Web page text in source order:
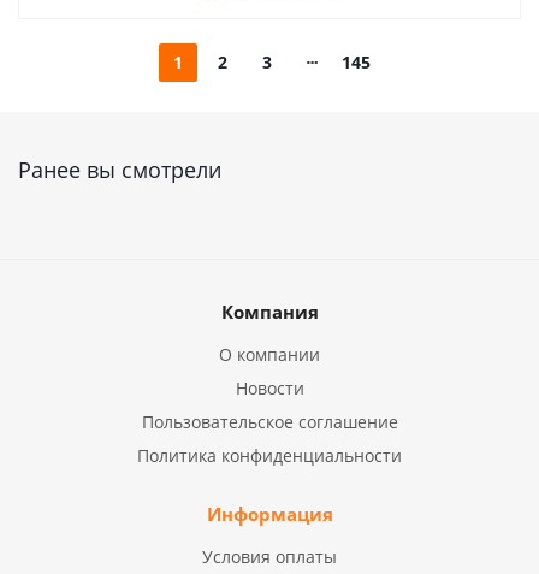
1 2 3 145
Ранее вы смотрели
Компания
О компании
Новости
Пользовательское соглашение
Политика конфиденциальности
Информация
Условия оплаты